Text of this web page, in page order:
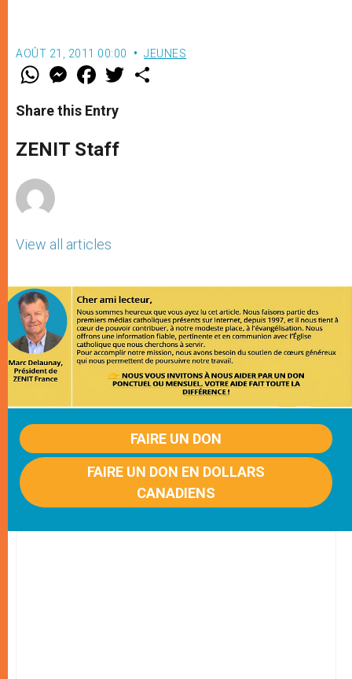
AOÛT 21, 2011 00:00 JEUNES
W
t
s
p
p
M
e
s
e
g
e
F
a
e
b
o
k
w
Share this Entry
ZENIT Staff
View all articles
FAIRE UN DON
FAIRE UN DON EN DOLLARS
CANADIENS